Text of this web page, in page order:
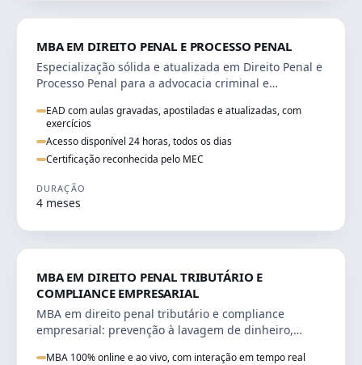
MBA EM DIREITO PENAL E PROCESSO PENAL
Especialização sólida e atualizada em Direito Penal e
Processo Penal para a advocacia criminal e
EAD com aulas gravadas, apostiladas e atualizadas, com
exercícios
Acesso disponível 24 horas, todos os dias
Certificação reconhecida pelo MEC
DURAÇÃO
4 meses
MBA EM DIREITO PENAL TRIBUTÁRIO E
COMPLIANCE EMPRESARIAL
MBA em direito penal tributário e compliance
empresarial: prevenção à lavagem de dinheiro,
MBA 100% online e ao vivo, com interação em tempo real